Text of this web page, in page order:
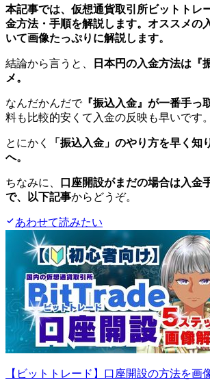
本記事では、仮想通貨取引所ビットトレ
金方法・手順を解説します。オススメの
いて画像たっぷりに解説します。
結論から言うと、
日本円の入金方法は『
メ。
なんだかんだで『振込入金』が一番手っ
料も比較的安くて入金の反映も早いです。
とにかく
「振込入金」のやり方を早く知
へ。
ちなみに、
口座開設がまだの場合は入金
で、以下記事からどうぞ。
あわせて読みたい
【ビットトレード】口座開設の方法を画